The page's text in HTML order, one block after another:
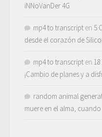
iNNoVanDer 4G
mp4 to transcript en 5
desde el corazón de
mp4 to transcript en
¡Cambio de planes y a
random animal
muere en el alma, cuando